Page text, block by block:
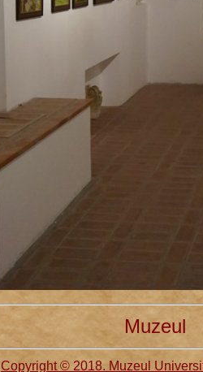
Copyright © 2018. Muzeul